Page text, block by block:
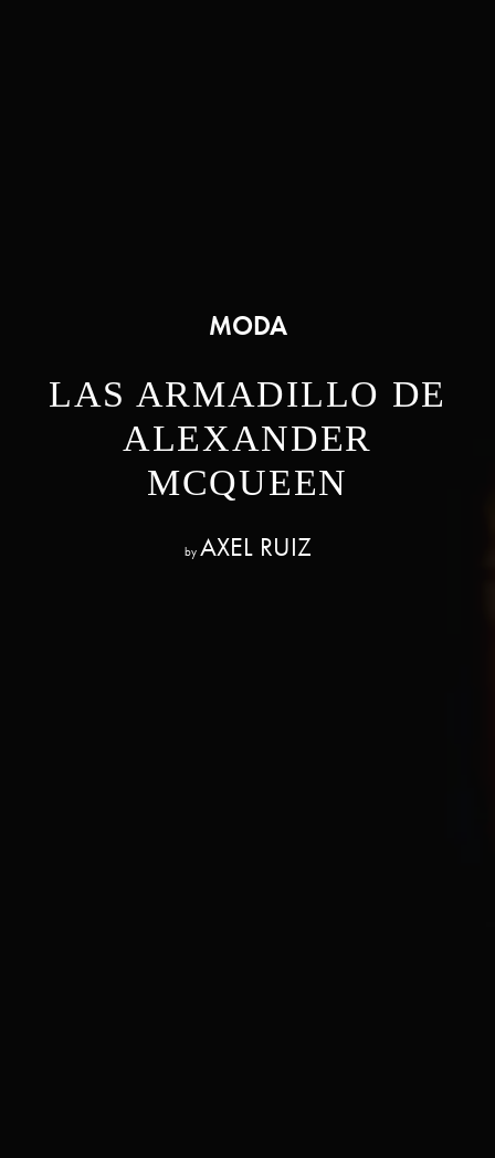
MODA
LAS ARMADILLO DE
ALEXANDER
MCQUEEN
by AXEL RUIZ